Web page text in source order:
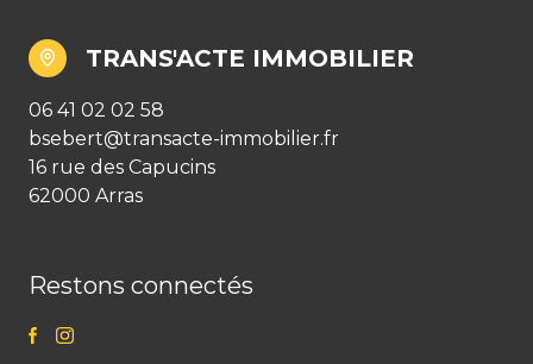
contact
TRANS'ACTE IMMOBILIER
06 41 02 02 58
bsebert@transacte-immobilier.fr
16 rue des Capucins
62000 Arras
Restons connectés